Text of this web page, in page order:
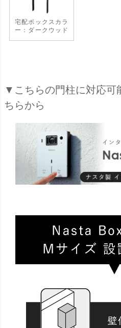
宅配ボックスカラ
ー：ダークウッド
▼こちらの門柱に対応可
ちらから